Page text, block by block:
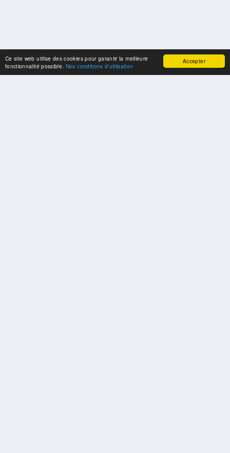
Accepter
Ce site web utilise des cookies pour garantir la meilleure
fonctionnalité possible. Nos conditions d'utilisation